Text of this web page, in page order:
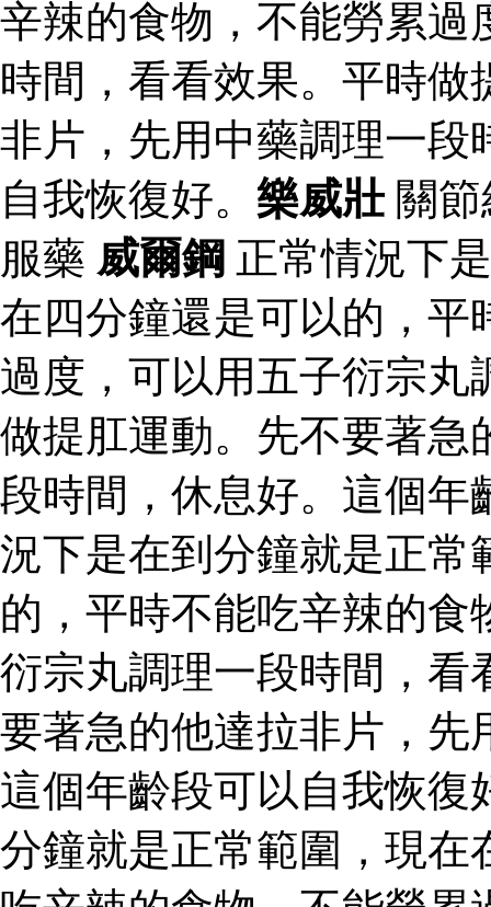
辛辣的食物，不能勞累過
時間，看看效果。平時
非片，先用中藥調理一段
自我恢復好。 樂威壯關節
服藥 威爾鋼 正常情況下
在四分鐘還是可以的，平
過度，可以用五子衍宗丸
做提肛運動。先不要著急
段時間，休息好。這個年
況下是在到分鐘就是正常
的，平時不能吃辛辣的
衍宗丸調理一段時間，看
要著急的他達拉非片，先
這個年齡段可以自我恢復
分鐘就是正常範圍，現在